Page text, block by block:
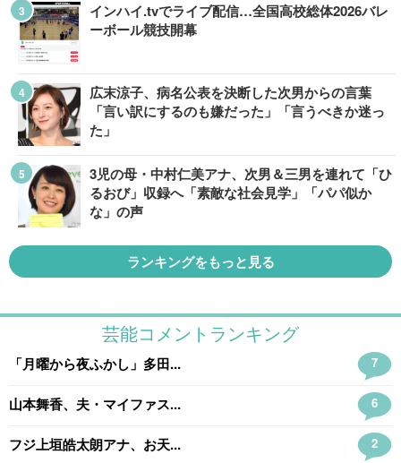
インハイ.tvでライブ配信…全国高校総体2026バレ
ーボール競技開幕
広末涼子、病名公表を決断した次男からの言葉
「言い訳にするのも嫌だった」「言うべきか迷っ
た」
3児の母・中村仁美アナ、次男＆三男を連れて「ひ
るおび」収録へ「素敵な社会見学」「パパ似か
な」の声
ランキングをもっと見る